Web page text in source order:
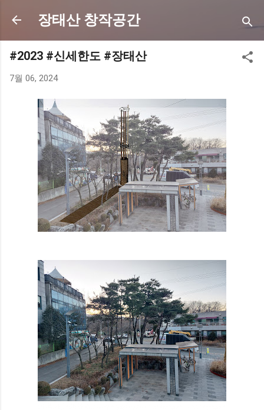
기본 콘텐츠로 건너뛰기
장태산 창작공간
#2023 #신세한도 #장태산
7월 06, 2024